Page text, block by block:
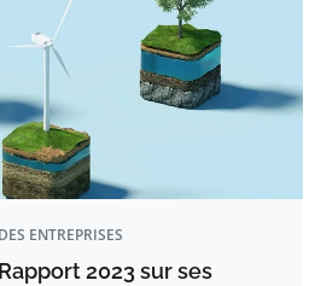
ENTREPRISES
2023 sur ses